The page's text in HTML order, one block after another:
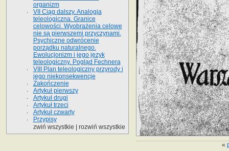
«
organizm
VII Ciąg dalszy. Analogja
teleologiczna. Granice
celowości. Wyobrażenia celowe
nie są pierwszemi przyczynami.
Psychiczne odwrócenie
porządku naturalnego.
Ewolucjonizm i jego język
teleologiczny. Pogląd Fechnera
VIII Plan teleologiczny przyrody i
jego niekonsekwencje
Zakończenie
Artykuł pierwszy
Artykuł drugi
Artykuł trzeci
Artykuł czwarty
Przypisy
zwiń wszystkie
rozwiń wszystkie